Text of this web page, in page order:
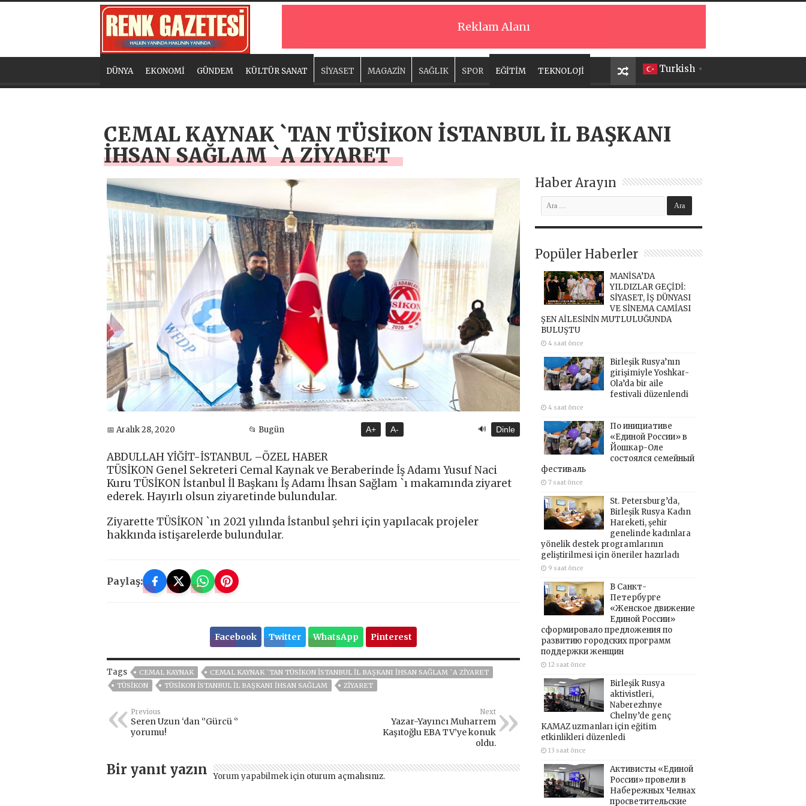
Reklam Alanı
Turkish ▼
DÜNYA EKONOMİ GÜNDEM KÜLTÜR SANAT SİYASET MAGAZİN SAĞLIK SPOR EĞİTİM TEKNOLOJİ
CEMAL KAYNAK `TAN TÜSİKON İSTANBUL İL BAŞKANI
İHSAN SAĞLAM `A ZİYARET
📅 Aralık 28, 2020 📂 Bugün A+ A- 🔊 Dinle
ABDULLAH YİĞİT-İSTANBUL –ÖZEL HABER
TÜSİKON Genel Sekreteri Cemal Kaynak ve Beraberinde İş Adamı Yusuf Naci
Kuru TÜSİKON İstanbul İl Başkanı İş Adamı İhsan Sağlam `ı makamında ziyaret
ederek. Hayırlı olsun ziyaretinde bulundular.
Ziyarette TÜSİKON `ın 2021 yılında İstanbul şehri için yapılacak projeler
hakkında istişarelerde bulundular.
Paylaş:
Facebook Twitter WhatsApp Pinterest
Tags CEMAL KAYNAK
CEMAL KAYNAK `TAN TÜSİKON İSTANBUL İL BAŞKANI İHSAN SAĞLAM `A ZİYARET
TÜSİKON
TÜSİKON İSTANBUL İL BAŞKANI İHSAN SAĞLAM ZIYARET
Previous
Seren Uzun ‘dan ‘’Gürcü ‘’
yorumu!
Next
Yazar-Yayıncı Muharrem
Kaşıtoğlu EBA TV’ye konuk
oldu.
Bir yanıt yazın Yorum yapabilmek için oturum açmalısınız.
Haber Arayın
Popüler Haberler
MANİSA’DA
YILDIZLAR GEÇİDİ:
SİYASET, İŞ DÜNYASI
VE SİNEMA CAMİASI
ŞEN AİLESİNİN MUTLULUĞUNDA
BULUŞTU
4 saat önce
Birleşik Rusya’nın
girişimiyle Yoshkar-
Ola’da bir aile
festivali düzenlendi
4 saat önce
По инициативе
«Единой России» в
Йошкар-Оле
состоялся семейный
фестиваль
7 saat önce
St. Petersburg’da,
Birleşik Rusya Kadın
Hareketi, şehir
genelinde kadınlara
yönelik destek programlarının
geliştirilmesi için öneriler hazırladı
9 saat önce
В Санкт-
Петербурге
«Женское движение
Единой России»
сформировало предложения по
развитию городских программ
поддержки женщин
12 saat önce
Birleşik Rusya
aktivistleri,
Naberezhnye
Chelny’de genç
KAMAZ uzmanları için eğitim
etkinlikleri düzenledi
13 saat önce
Активисты «Единой
России» провели в
Набережных Челнах
просветительские